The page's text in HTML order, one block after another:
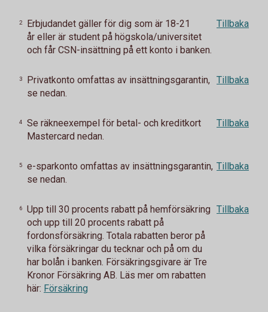
2
Erbjudandet gäller för dig som är 18-21
år eller är student på högskola/universitet
och får CSN-insättning på ett konto i banken.
Tillbaka
3
Privatkonto omfattas av insättningsgarantin,
se nedan.
Tillbaka
4
Se räkneexempel för betal- och kreditkort
Mastercard nedan.
Tillbaka
5
e-sparkonto omfattas av insättningsgarantin,
se nedan.
Tillbaka
6
Upp till 30 procents rabatt på hemförsäkring
och upp till 20 procents rabatt på
fordonsförsäkring. Totala rabatten beror på
vilka försäkringar du tecknar och på om du
har bolån i banken. Försäkringsgivare är Tre
Kronor Försäkring AB. Läs mer om rabatten
här: Försäkring
Tillbaka